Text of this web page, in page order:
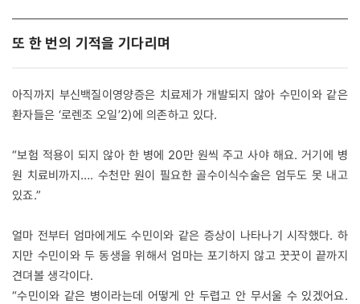
또 한 번의 기적을 기다리며
아직까지 부신백질이영양증은 치료제가 개발되지 않아 수민이와 같은
환자들은 ‘로렌조 오일’2)에 의존하고 있다.
“보험 적용이 되지 않아 한 병에 20만 원씩 주고 사야 해요. 거기에 병
원 치료비까지…. 수천만 원이 필요한 골수이식수술은 엄두도 못 내고
있죠.”
얼마 전부터 엄마에게도 수민이와 같은 증상이 나타나기 시작했다. 하
지만 수민이와 두 동생을 위해서 엄마는 포기하지 않고 꿋꿋이 끝까지
견뎌볼 생각이다.
“수민이와 같은 병이라는데 어떻게 안 두렵고 안 무서울 수 있겠어요.